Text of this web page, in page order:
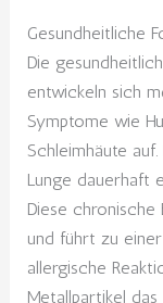
Gesundheitliche
Die
entwickeln sich
Symptome wie
Schleimhäute
Lunge dauerhaft
Diese
und führt zu
allergische
Metallpartikel das